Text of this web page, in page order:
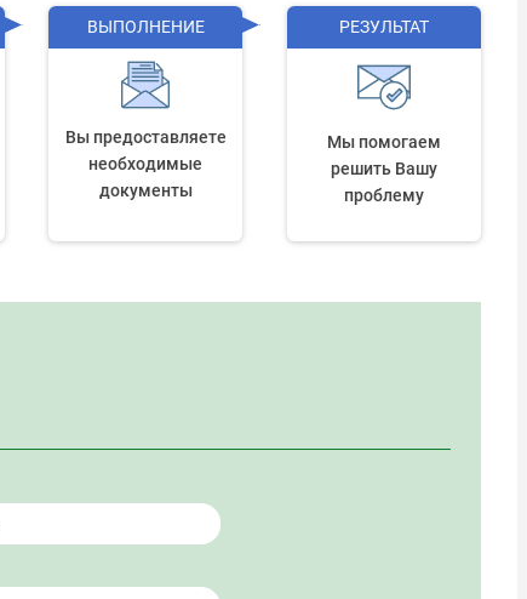
ВЫПОЛНЕНИЕ
Вы предоставляете
необходимые
документы
РЕЗУЛЬТАТ
Мы помогаем
решить Вашу
проблему